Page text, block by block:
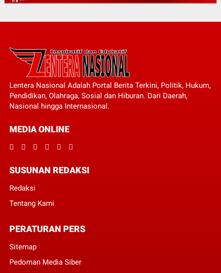
Lentera Nasional Adalah Portal Berita Terkini, Politik, Hukum,
Pendidikan, Olahraga, Sosial dan Hiburan. Dari Daerah,
Nasional hingga Internasional.
MEDIA ONLINE
SUSUNAN REDAKSI
Redaksi
Tentang Kami
PERATURAN PERS
Sitemap
Pedoman Media Siber